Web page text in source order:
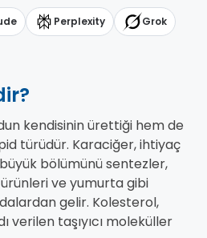
Perplexity Grok
kendisinin ürettiği hem de
türüdür. Karaciğer, ihtiyaç
bölümünü sentezler,
ürünleri ve yumurta gibi
gelir. Kolesterol,
verilen taşıyıcı moleküller